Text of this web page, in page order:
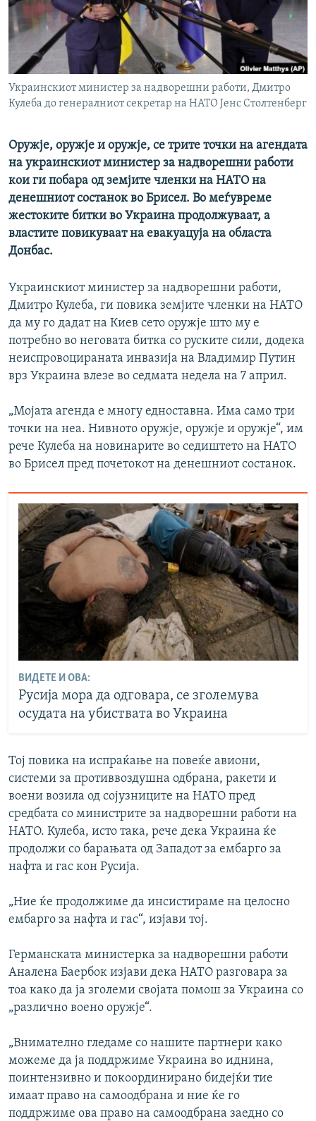
РСЕ веб страници
Украинскиот министер за надворешни работи, Дмитро
Кулеба до генералниот секретар на НАТО Јенс Столтенберг
Оружје, оружје и оружје, се трите точки на агендата
на украинскиот министер за надворешни работи
кои ги побара од земјите членки на НАТО на
денешниот состанок во Брисел. Во меѓувреме
жестоките битки во Украина продолжуваат, а
властите повикуваат на евакуацуја на областа
Донбас.
Украинскиот министер за надворешни работи,
Дмитро Кулеба, ги повика земјите членки на НАТО
да му го дадат на Киев сето оружје што му е
потребно во неговата битка со руските сили, додека
неиспровоцираната инвазија на Владимир Путин
врз Украина влезе во седмата недела на 7 април.
„Мојата агенда е многу едноставна. Има само три
точки на неа. Нивното оружје, оружје и оружје“, им
рече Кулеба на новинарите во седиштето на НАТО
во Брисел пред почетокот на денешниот состанок.
ВИДЕТЕ И ОВА:
Русија мора да одговара, се зголемува
осудата на убиствата во Украина
Тој повика на испраќање на повеќе авиони,
системи за противвоздушна одбрана, ракети и
воени возила од сојузниците на НАТО пред
средбата со министрите за надворешни работи на
НАТО. Кулеба, исто така, рече дека Украина ќе
продолжи со барањата од Западот за ембарго за
нафта и гас кон Русија.
„Ние ќе продолжиме да инсистираме на целосно
ембарго за нафта и гас“, изјави тој.
Германската министерка за надворешни работи
Аналена Баербок изјави дека НАТО разговара за
тоа како да ја зголеми својата помош за Украина со
„различно воено оружје“.
„Внимателно гледаме со нашите партнери како
можеме да ја поддржиме Украина во иднина,
поинтензивно и покоординирано бидејќи тие
имаат право на самоодбрана и ние ќе го
поддржиме ова право на самоодбрана заедно со